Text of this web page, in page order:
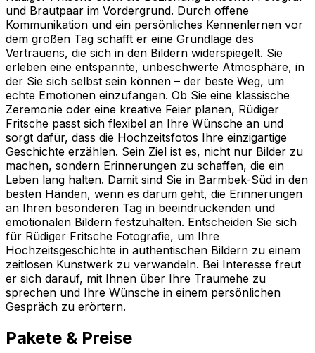
und Brautpaar im Vordergrund. Durch offene
Kommunikation und ein persönliches Kennenlernen vor
dem großen Tag schafft er eine Grundlage des
Vertrauens, die sich in den Bildern widerspiegelt. Sie
erleben eine entspannte, unbeschwerte Atmosphäre, in
der Sie sich selbst sein können – der beste Weg, um
echte Emotionen einzufangen. Ob Sie eine klassische
Zeremonie oder eine kreative Feier planen, Rüdiger
Fritsche passt sich flexibel an Ihre Wünsche an und
sorgt dafür, dass die Hochzeitsfotos Ihre einzigartige
Geschichte erzählen. Sein Ziel ist es, nicht nur Bilder zu
machen, sondern Erinnerungen zu schaffen, die ein
Leben lang halten. Damit sind Sie in Barmbek-Süd in den
besten Händen, wenn es darum geht, die Erinnerungen
an Ihren besonderen Tag in beeindruckenden und
emotionalen Bildern festzuhalten. Entscheiden Sie sich
für Rüdiger Fritsche Fotografie, um Ihre
Hochzeitsgeschichte in authentischen Bildern zu einem
zeitlosen Kunstwerk zu verwandeln. Bei Interesse freut
er sich darauf, mit Ihnen über Ihre Traumehe zu
sprechen und Ihre Wünsche in einem persönlichen
Gespräch zu erörtern.
Pakete & Preise